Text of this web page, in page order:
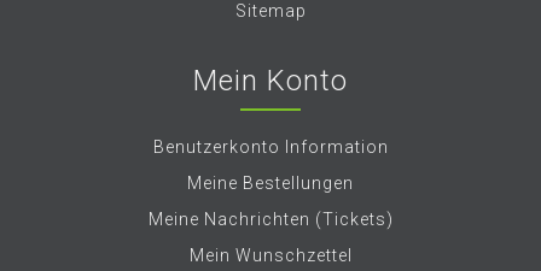
Sitemap
Mein Konto
Benutzerkonto Information
Meine Bestellungen
Meine Nachrichten (Tickets)
Mein Wunschzettel